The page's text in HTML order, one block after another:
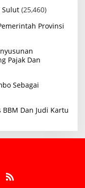
Sulut (25,460)
Provinsi
Pajak Dan
Sebagai
Dan Judi Kartu